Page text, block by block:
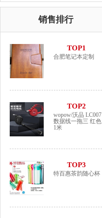
销售排行
TOP1
合肥笔记本定制
TOP2
wopow/沃品 LC007
数据线一拖三 红色
1米
TOP3
特百惠茶韵随心杯